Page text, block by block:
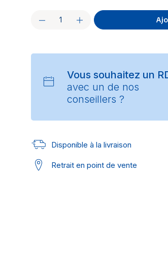
Vous souhaitez un
avec un de nos
conseillers ?
Disponible à la livraison
Retrait en point de vente